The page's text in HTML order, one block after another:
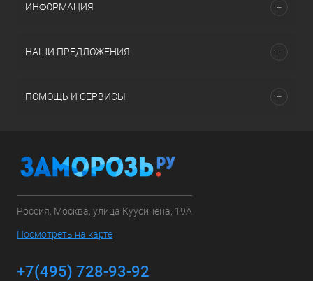
ИНФОРМАЦИЯ
НАШИ ПРЕДЛОЖЕНИЯ
ПОМОЩЬ И СЕРВИСЫ
Россия, Москва, улица Куусинена, 19А
Посмотреть на карте
+7(495) 728-93-92